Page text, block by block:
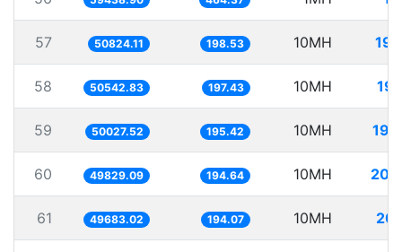
57 50824.11 198.53 10MH
58 50542.83 197.43 10MH
59 50027.52 195.42 10MH
60 49829.09 194.64 10MH
61 49683.02 194.07 10MH